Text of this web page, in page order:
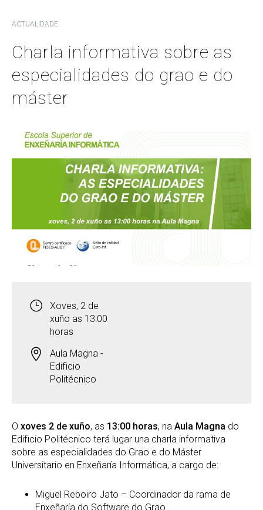
ACTUALIDADE
Charla informativa sobre as
especialidades do grao e do
máster
Xoves, 2 de
xuño as 13:00
horas
Aula Magna -
Edificio
Politécnico
O xoves 2 de xuño, as 13:00 horas, na Aula Magna do
Edificio Politécnico terá lugar una charla informativa
sobre as especialidades do Grao e do Máster
Universitario en Enxeñaría Informática, a cargo de:
Miguel Reboiro Jato – Coordinador da rama de
Enxeñaría do Software do Grao.